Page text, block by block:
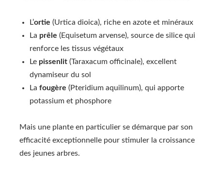
L’ortie (Urtica dioica), riche en azote et minéraux
La prêle (Equisetum arvense), source de silice qui
renforce les tissus végétaux
Le pissenlit (Taraxacum officinale), excellent
dynamiseur du sol
La fougère (Pteridium aquilinum), qui apporte
potassium et phosphore
Mais une plante en particulier se démarque par son
efficacité exceptionnelle pour stimuler la croissance
des jeunes arbres.